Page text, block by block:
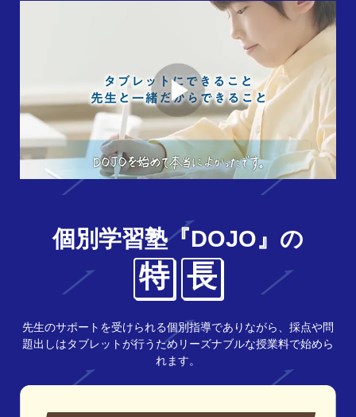
個別学習塾『DOJO』の
特 長
先生のサポートを受けられる個別指導でありながら、採点や問
題出しはタブレットが行うためリーズナブルな授業料で始めら
れます。